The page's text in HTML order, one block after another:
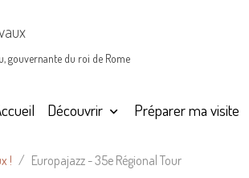
gouvernante du roi de Rome
Découvrir Préparer ma visite
! Europajazz - 35e Régional Tour